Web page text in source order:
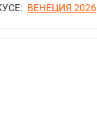
ВЕНЕЦИЯ 2026